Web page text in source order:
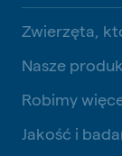
Zwierzęta,
Nasze
Robimy
Jakość i